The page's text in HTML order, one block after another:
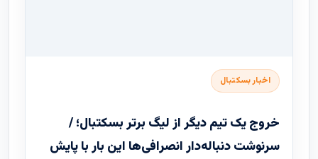
اخبار بسکتبال
خروج یک تیم دیگر از لیگ برتر بسکتبال؛ /
سرنوشت دنباله‌دار انصرافی‌ها این بار با پایش